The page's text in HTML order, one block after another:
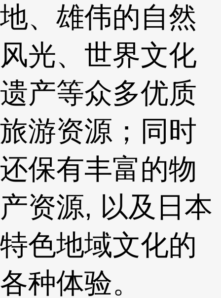
地、雄伟的自然
风光、世界文化
遗产等众多优质
旅游资源；同时
还保有丰富的物
产资源, 以及日本
特色地域文化的
各种体验。